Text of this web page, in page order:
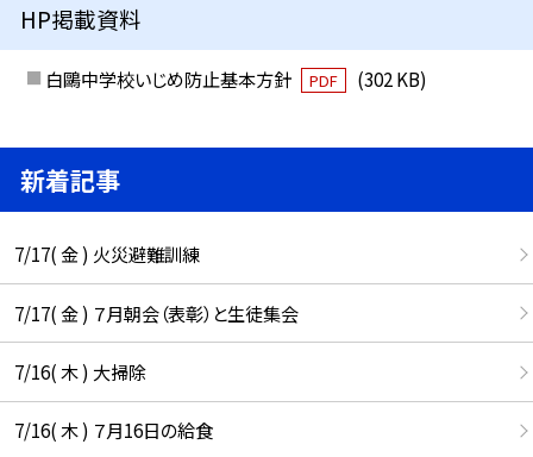
HP掲載資料
白鷗中学校いじめ防止基本方針 PDF (302 KB)
新着記事
7/17( 金 ) 火災避難訓練
7/17( 金 ) ７月朝会（表彰）と生徒集会
7/16( 木 ) 大掃除
7/16( 木 ) ７月16日の給食